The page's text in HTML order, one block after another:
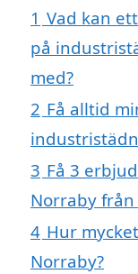
1 Vad kan
på
med?
2 Få alltid
3 Få 3
Norraby
4 Hur
Norraby?